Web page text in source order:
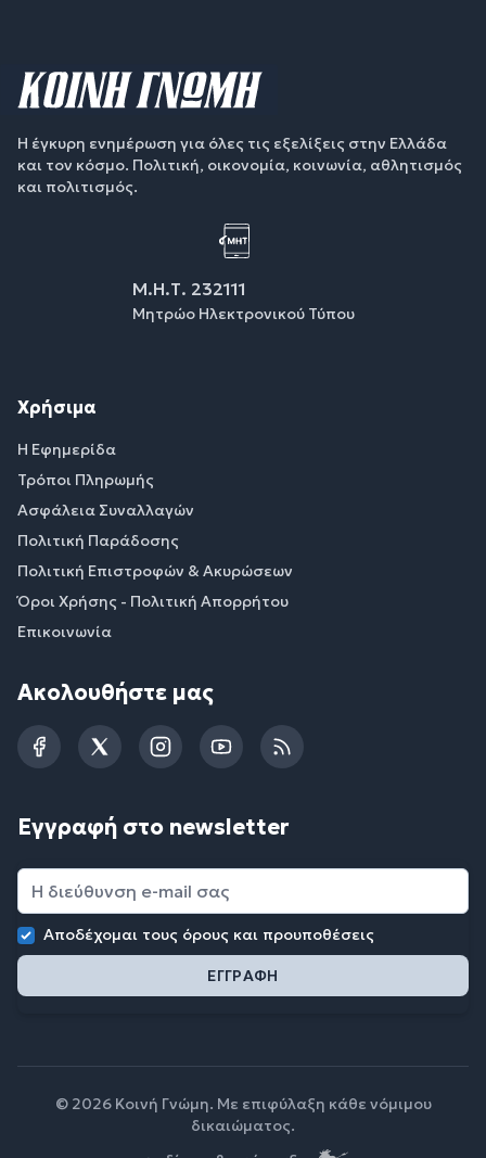
Η έγκυρη ενημέρωση για όλες τις εξελίξεις στην Ελλάδα
και τον κόσμο. Πολιτική, οικονομία, κοινωνία, αθλητισμός
και πολιτισμός.
Μ.Η.Τ. 232111
Μητρώο Ηλεκτρονικού Τύπου
Χρήσιμα
Η Εφημερίδα
Τρόποι Πληρωμής
Ασφάλεια Συναλλαγών
Πολιτική Παράδοσης
Πολιτική Επιστροφών & Ακυρώσεων
Όροι Χρήσης - Πολιτική Απορρήτου
Επικοινωνία
Ακολουθήστε μας
FacebookTwitterInstagramYouTubeRSS
Εγγραφή στο newsletter
Αποδέχομαι τους όρους και προυποθέσεις
© 2026 Κοινή Γνώμη. Με επιφύλαξη κάθε νόμιμου
δικαιώματος.